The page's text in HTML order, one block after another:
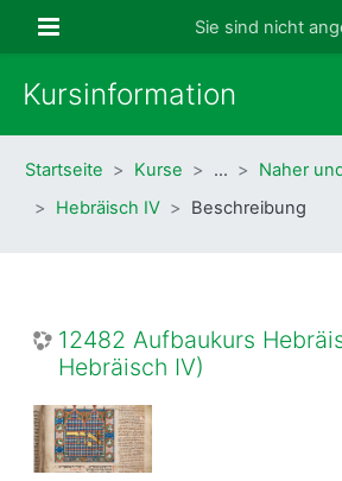
Website-Übersicht
Sie sind nicht
Kursinformation
Startseite Kurse …
Naher
Hebräisch IV
Beschreibung
12482 Aufbaukurs
Hebräisch IV)